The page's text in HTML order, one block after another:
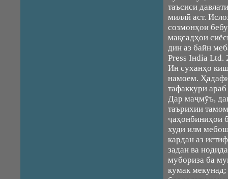
таъсиси
миллӣ аст.
созмонҳои
мақсадҳои
дин аз байн
Press Iнdia Ltd.
Ин суханҳо
намоем.
тафаккури
Дар маҷмӯъ,
таърихии
ҷаҳонбиниҳои
худи илм
кардан аз
задан ва
мубориза ба
кумак